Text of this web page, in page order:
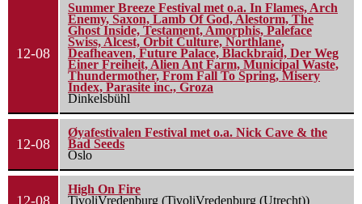
12-08
Summer Breeze Festival met o.a. In Flames, Arch
Enemy, Saxon, Lamb Of God, Alestorm, The
Ghost Inside, Testament, Amorphis, Paleface
Swiss, Alcest, Orbit Culture, Northlane,
Deafheaven, Future Palace, Blackbraid, Der Weg
Einer Freiheit, Alien Ant Farm, Municipal Waste,
Thundermother, From Fall To Spring, Misery
Index, Parasite inc., Groza
Dinkelsbühl
12-08
Øyafestivalen Festival met o.a. Nick Cave & the
Bad Seeds
Oslo
High On Fire
TivoliVredenburg (TivoliVredenburg (Utrecht))